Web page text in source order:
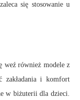
się stosowanie u
weź również modele z
zakładania i komfort
w biżuterii dla dzieci.